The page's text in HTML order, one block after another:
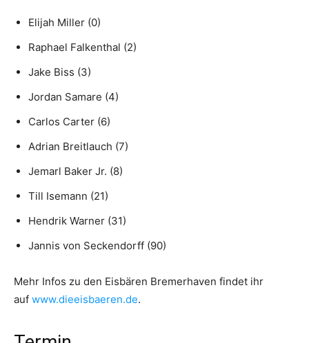
Elijah Miller (0)
Raphael Falkenthal (2)
Jake Biss (3)
Jordan Samare (4)
Carlos Carter (6)
Adrian Breitlauch (7)
Jemarl Baker Jr. (8)
Till Isemann (21)
Hendrik Warner (31)
Jannis von Seckendorff (90)
Mehr Infos zu den Eisbären Bremerhaven findet ihr
auf www.dieeisbaeren.de.